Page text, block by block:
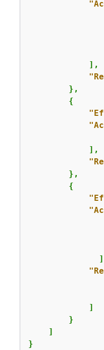
            ],
        },
{
            ],
        },
{
            ]
        }
    ]
}